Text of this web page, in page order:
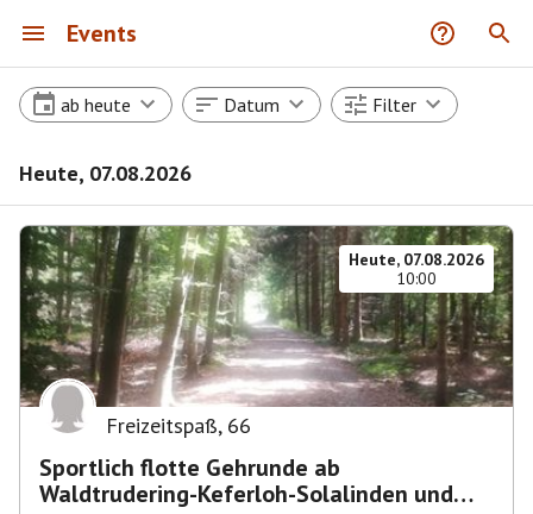
Events
ab heute Datum Filter
Heute, 07.08.2026
Heute, 07.08.2026
10:00
Freizeitspaß, 66
Sportlich flotte Gehrunde ab
Waldtrudering-Keferloh-Solalinden und